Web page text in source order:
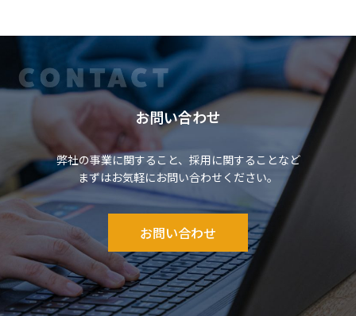
お問い合わせ
弊社の事業に関すること、採用に関することなど
まずはお気軽にお問い合わせください。
お問い合わせ